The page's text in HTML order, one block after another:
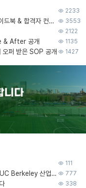
2233
[무료] 2026 미국 대학원 유학 스타터팩 - 가이드북 & 합격자 컨택메일 템플릿 3553
2122
& After 공개 1135
퍼 받은 SOP 공개 1427
111
Korea University 수학, 컴퓨터과학 이학사, UC Berkeley 산업공학 대학원 공학박사가 되는 것은 쉽지 않겠죠? 777
338